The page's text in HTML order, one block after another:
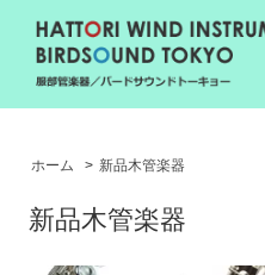
ホーム > 新品木管楽器
新品木管楽器